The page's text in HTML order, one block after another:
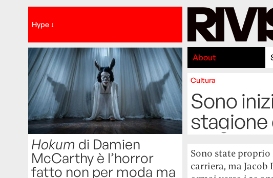
Hype ↓
Hokum di Damien
McCarthy è l’horror
fatto non per moda ma
About
Cultura
Sono
stagione
Sono state
carriera, ma Jacob